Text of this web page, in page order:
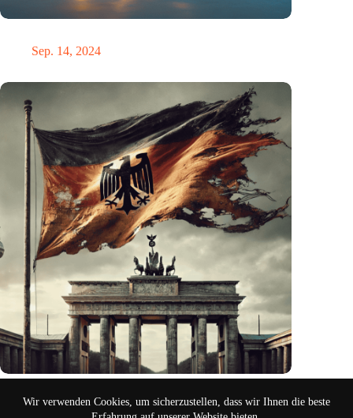
Wir verwenden Cookies, um sicherzustellen, dass wir Ihnen die beste
Sep. 14, 2024
E-Mobility, Verkehrswende und „Soziale Marktwirtschaft“
Aug. 4, 2024